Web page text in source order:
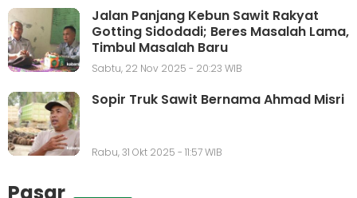
Jalan Panjang Kebun Sawit Rakyat
Gotting Sidodadi; Beres Masalah Lama,
Timbul Masalah Baru
Sabtu, 22 Nov 2025 - 20:23 WIB
Sopir Truk Sawit Bernama Ahmad Misri
Rabu, 31 Okt 2025 - 11:57 WIB